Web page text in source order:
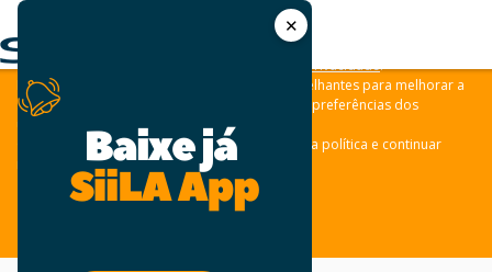
✕
As leis de privacidade dos usuários estão mudando e por isso nós
convidamos você a revisar a nossa
Política de Privacidade.
Nós usamos cookies e outras tecnologias semelhantes para melhorar a
sua experiência em nossos sites e lembrar das preferências dos
usuários.
Clique em “aceitar” para concordar com a nossa política e continuar
navegando em nosso site.